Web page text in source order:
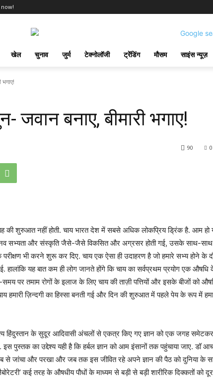
now!
खेल चुनाव जुर्म टेक्नोलॉजी ट्रेंडिंग मौसम साइंस न्यूज़
बनाए, बीमारी भगाए!
0
90
की शुरुआत नहीं होती. चाय भारत देश में सबसे अधिक लोकप्रिय ड्रिंक है. आम हो
सभ्यता और संस्कृति जैसे-जैसे विकसित और अग्रसर होती गई, उसके साथ-
भी करने शुरू कर दिए. चाय एक ऐसा ही उदाहरण है जो हमारे सभ्य होने के
हालांकि यह बात कम ही लोग जानते होंगे कि चाय का सर्वप्रथम प्रयोग एक औषधि
पर तमाम रोगों के इलाज के लिए चाय की ताज़ी पत्तियों और इसके बीजों को
हमारी ज़िन्दगी का हिस्सा बनती गई और दिन की शुरुआत में पहले पेय के रूप में
हिंदुस्तान के सुदूर आदिवासी अंचलों से एकत्र किए गए ज्ञान को एक जगह समेटकर
पुस्तक का उद्देश्य यही है कि हर्बल ज्ञान को आम इंसानों तक पहुंचाया जाए. डॉ
से जांचा और परखा और जब तक इस जीवित रहे अपने ज्ञान की पैठ को दुनिया के
कई तरह के औषधीय पौधों के माध्यम से बड़ी से बड़ी शारीरिक दिक्कतों को दूर